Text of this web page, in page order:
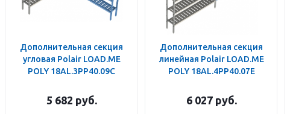
Дополнительная секция
угловая Polair LOAD.ME
POLY 18AL.3PP40.09C
5 682 руб.
Дополнительная секция
линейная Polair LOAD.ME
POLY 18AL.4PP40.07E
6 027руб.